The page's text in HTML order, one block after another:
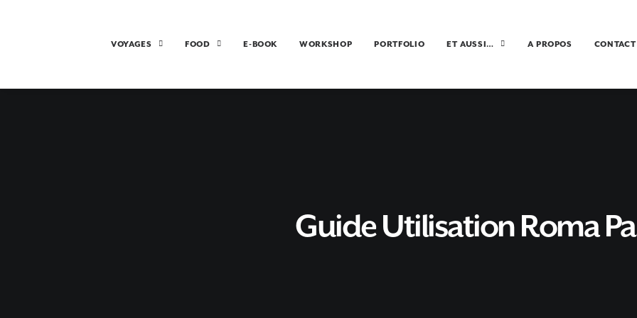
VOYAGES FOOD E-BOOK WORKSHOP PORTFOLIO ET AUSSI… A PROPOS CONTACT
Guide Utilisation Roma